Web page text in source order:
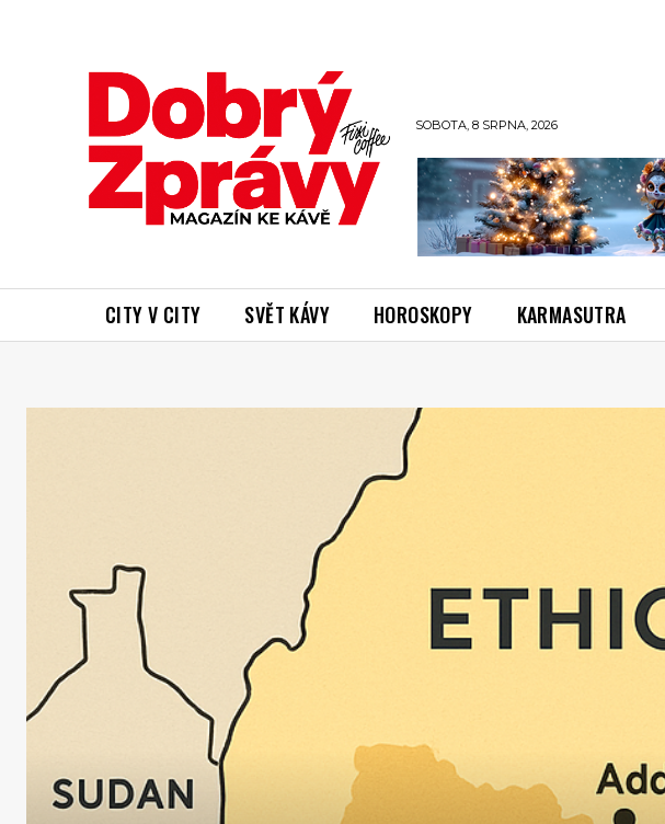
SOBOTA, 8 SRPNA, 2026
CITY V CITY SVĚT KÁVY HOROSKOPY KARMASUTRA